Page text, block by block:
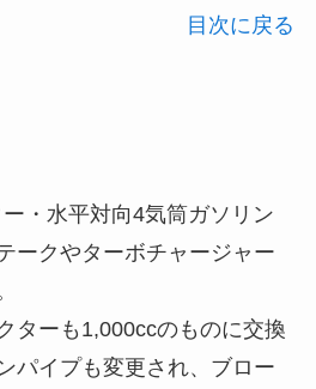
目次に戻る
・水平対向4気筒ガソリン
ークやターボチャージャー
ターも1,000ccのものに交換
パイプも変更され、ブロー